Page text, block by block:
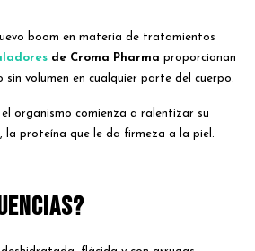
boom en materia de tratamientos
de Croma Pharma proporcionan
sin volumen en cualquier parte del cuerpo.
organismo comienza a ralentizar su
la proteína que le da firmeza a la piel.